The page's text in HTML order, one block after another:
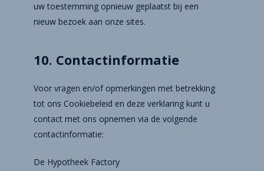
uw toestemming opnieuw geplaatst bij een
nieuw bezoek aan onze sites.
10. Contactinformatie
Voor vragen en/of opmerkingen met betrekking
tot ons Cookiebeleid en deze verklaring kunt u
contact met ons opnemen via de volgende
contactinformatie:
De Hypotheek Factory